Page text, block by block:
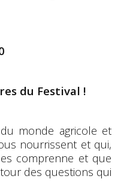
du Festival !
monde agricole et
nourrissent et qui,
comprenne et que
des questions qui